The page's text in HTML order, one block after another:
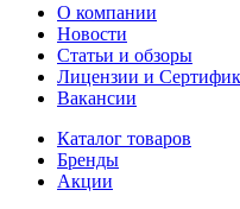
О компании
Новости
Статьи и обзоры
Лицензии и
Вакансии
Каталог товаров
Бренды
Акции